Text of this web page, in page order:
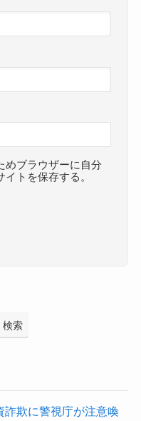
めブラウザーに自分
トを保存する。
検索
欺に警視庁が注意喚